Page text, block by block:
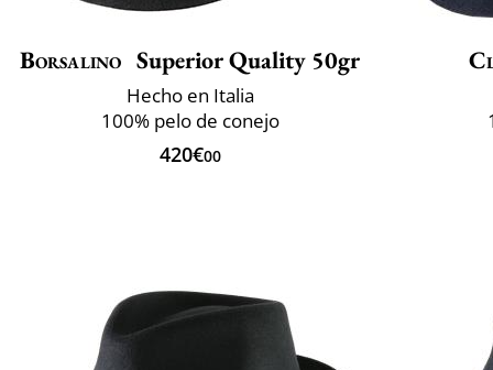
Borsalino Superior Quality 50gr
Hecho en Italia
100% pelo de conejo
420€00